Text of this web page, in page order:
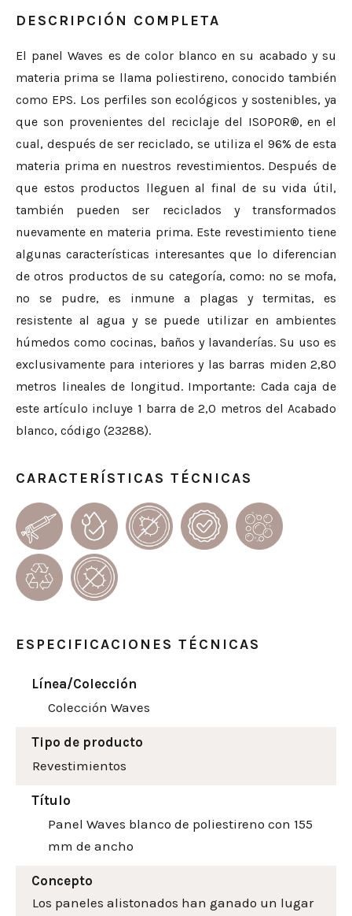
DESCRIPCIÓN COMPLETA
El panel Waves es de color blanco en su acabado y su
materia prima se llama poliestireno, conocido también
como EPS. Los perfiles son ecológicos y sostenibles, ya
que son provenientes del reciclaje del ISOPOR®, en el
cual, después de ser reciclado, se utiliza el 96% de esta
materia prima en nuestros revestimientos. Después de
que estos productos lleguen al final de su vida útil,
también pueden ser reciclados y transformados
nuevamente en materia prima. Este revestimiento tiene
algunas características interesantes que lo diferencian
de otros productos de su categoría, como: no se mofa,
no se pudre, es inmune a plagas y termitas, es
resistente al agua y se puede utilizar en ambientes
húmedos como cocinas, baños y lavanderías. Su uso es
exclusivamente para interiores y las barras miden 2,80
metros lineales de longitud. Importante: Cada caja de
este artículo incluye 1 barra de 2,0 metros del Acabado
blanco, código (23288).
CARACTERÍSTICAS TÉCNICAS
ESPECIFICACIONES TÉCNICAS
Línea/Colección
Colección Waves
Tipo de producto
Revestimientos
Título
Panel Waves blanco de poliestireno con 155
mm de ancho
Concepto
Los paneles alistonados han ganado un lugar